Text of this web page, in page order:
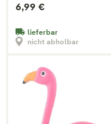
6,99 €
lieferbar
nicht abholbar